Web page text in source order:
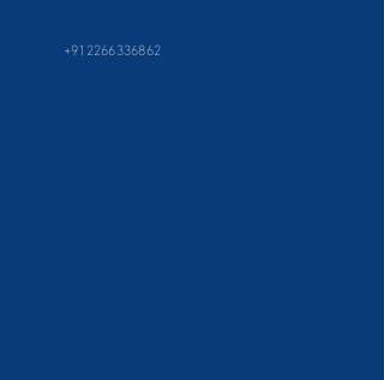
+912266336862